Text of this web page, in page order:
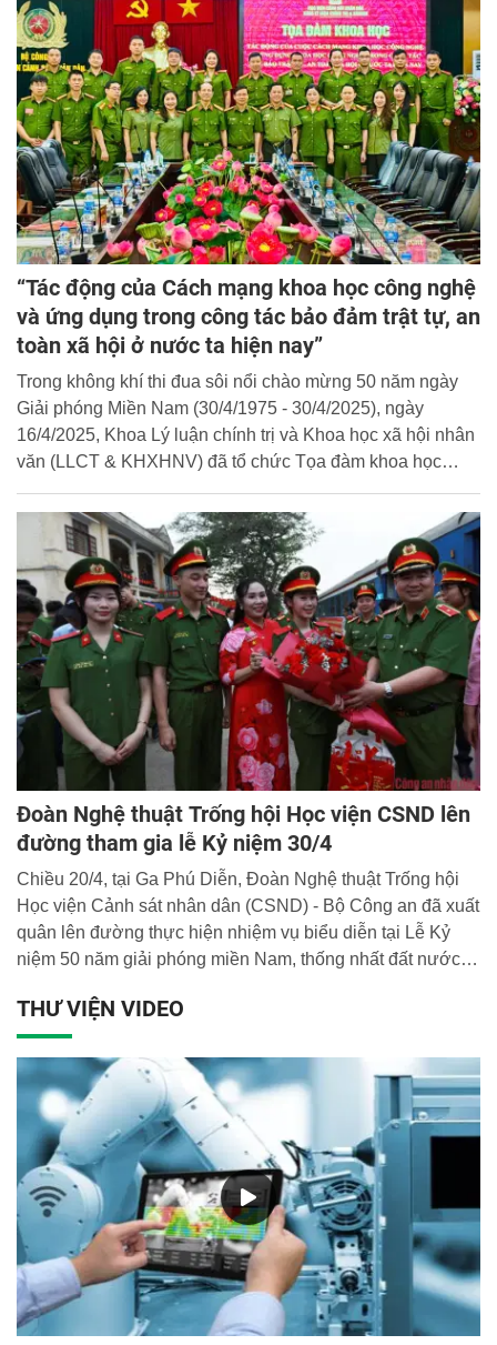
nay”.
“Tác động của Cách mạng khoa học công nghệ
và ứng dụng trong công tác bảo đảm trật tự, an
toàn xã hội ở nước ta hiện nay”
Trong không khí thi đua sôi nổi chào mừng 50 năm ngày
Giải phóng Miền Nam (30/4/1975 - 30/4/2025), ngày
16/4/2025, Khoa Lý luận chính trị và Khoa học xã hội nhân
văn (LLCT & KHXHNV) đã tổ chức Tọa đàm khoa học
“Tác động của Cách mạng khoa học công nghệ và ứng
dụng trong công tác bảo đảm trật tự, an toàn xã hội ở nước
ta hiện nay”.
Đoàn Nghệ thuật Trống hội Học viện CSND lên
đường tham gia lễ Kỷ niệm 30/4
Chiều 20/4, tại Ga Phú Diễn, Đoàn Nghệ thuật Trống hội
Học viện Cảnh sát nhân dân (CSND) - Bộ Công an đã xuất
quân lên đường thực hiện nhiệm vụ biểu diễn tại Lễ Kỷ
niệm 50 năm giải phóng miền Nam, thống nhất đất nước
THƯ VIỆN VIDEO